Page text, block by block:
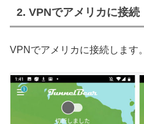
2. VPNでアメリカに接続
VPNでアメリカに接続します。